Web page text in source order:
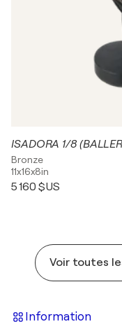
ISADORA 1/8
Bronze
11x16x8in
5 160 $US
Voir toutes
Information